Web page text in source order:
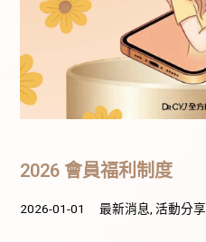
2026 會員福利制度
2026-01-01 最新消息 ,活動分享